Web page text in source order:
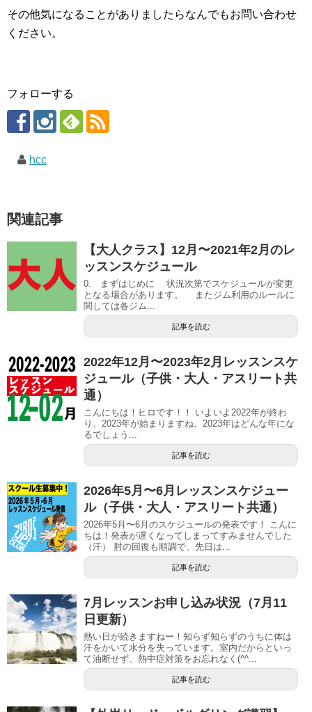
その他気になることがありましたらなんでもお問い合わせ
ください。
フォローする
hcc
関連記事
【大人クラス】12月〜2021年2月のレ
ッスンスケジュール
0. まずはじめに 状況次第でスケジュールが変更
となる場合があります。 またジム利用のルールに
関しては各ジム...
記事を読む
2022年12月〜2023年2月レッスンスケ
ジュール（子供・大人・アスリート共
通）
こんにちは！ヒロです！！ いよいよ2022年が終わ
り、2023年が始まりますね。2023年はどんな年にな
るでしょう...
記事を読む
2026年5月〜6月レッスンスケジュー
ル（子供・大人・アスリート共通）
2026年5月〜6月のスケジュールの発表です！ こんに
ちは！発表が遅くなってしまってすみませんでした
（汗） 肘の回復も順調で、先日は...
記事を読む
7月レッスンお申し込み状況（7月11
日更新）
熱い日が続きますねー！知らず知らずのうちに体は
汗をかいて水分を失っています。室内だからといっ
て油断せず、熱中症対策をお忘れなく(^^...
記事を読む